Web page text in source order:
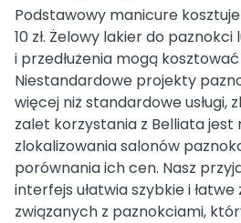
Podstawowy manicure
10 zł. Żelowy lakier do
i przedłużenia mogą kosztować
Niestandardowe projekty
więcej niż standardowe usługi,
zalet korzystania z Belliata jest
zlokalizowania salonów
porównania ich cen. Nasz
interfejs ułatwia szybkie i łatwe
związanych z paznokciami,